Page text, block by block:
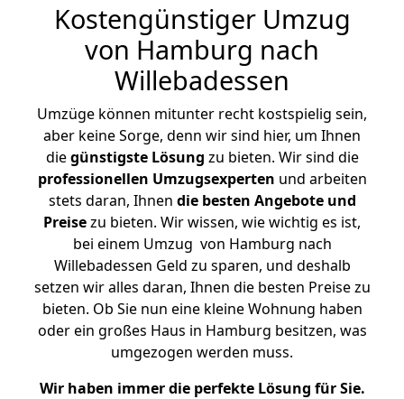
Kostengünstiger Umzug
von Hamburg nach
Willebadessen
Umzüge können mitunter recht kostspielig sein,
aber keine Sorge, denn wir sind hier, um Ihnen
diegünstigste Lösung zu bieten. Wir sind die
professionellen Umzugsexperten und arbeiten
stets daran, Ihnen die besten Angebote und
Preisezu bieten. Wir wissen, wie wichtig es ist,
bei einem Umzug von Hamburg nach
Willebadessen Geld zu sparen, und deshalb
setzen wir alles daran, Ihnen die besten Preise zu
bieten. Ob Sie nun eine kleine Wohnung haben
oder ein großes Haus in Hamburg besitzen, was
umgezogen werden muss.
Wir haben immer die perfekte Lösung für Sie.